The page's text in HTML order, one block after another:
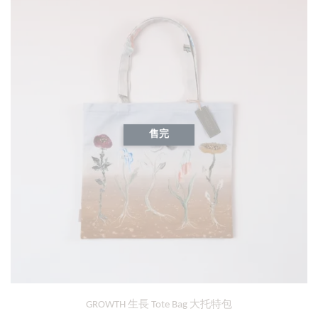
售完
GROWTH 生長 Tote Bag 大托特包